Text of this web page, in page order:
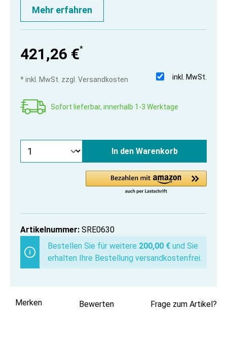
Mehr erfahren
421,26 €*
inkl. MwSt.
* inkl. MwSt. zzgl. Versandkosten
Sofort lieferbar, innerhalb 1-3 Werktage
In den Warenkorb
Artikelnummer: SRE0630
Bestellen Sie für weitere 200,00 € und Sie
erhalten Ihre Bestellung versandkostenfrei.
Merken Bewerten Frage zum Artikel?